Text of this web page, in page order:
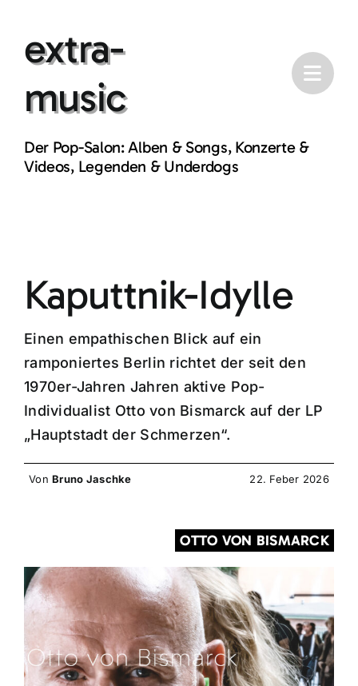
contentextra-
music
Der Pop-Salon: Alben & Songs, Konzerte &
Videos, Legenden & Underdogs
Kaputtnik-Idylle
Einen empathischen Blick auf ein
ramponiertes Berlin richtet der seit den
1970er-Jahren Jahren aktive Pop-
Individualist Otto von Bismarck auf der LP
„Hauptstadt der Schmerzen“.
VonBruno Jaschke 22. Feber 2026
OTTO VON BISMARCK